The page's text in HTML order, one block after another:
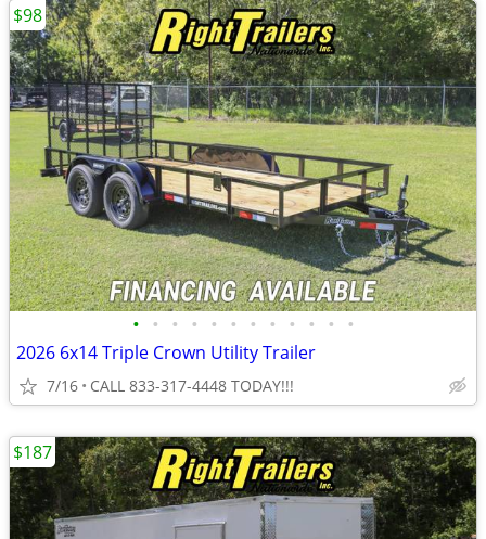
• • • • • • • • • • • •
2026 6x14 Triple Crown Utility Trailer
7/16 CALL 833-317-4448 TODAY!!!
$98
$187